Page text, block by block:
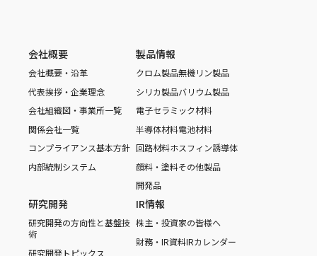
会社概要
会社概要・沿革
代表挨拶・企業理念
会社組織図・事業所一覧
関係会社一覧
コンプライアンス基本方針
内部統制システム
製品情報
クロム製品無機リン製品
シリカ製品バリウム製品
電子セラミック材料
半導体材料電池材料
回路材料ホスフィン誘導体
顔料・塗料その他製品
開発品
研究開発
研究開発の方向性と基盤技
術
研究開発トピックス
IR情報
株主・投資家の皆様へ
財務・IR資料IRカレンダー